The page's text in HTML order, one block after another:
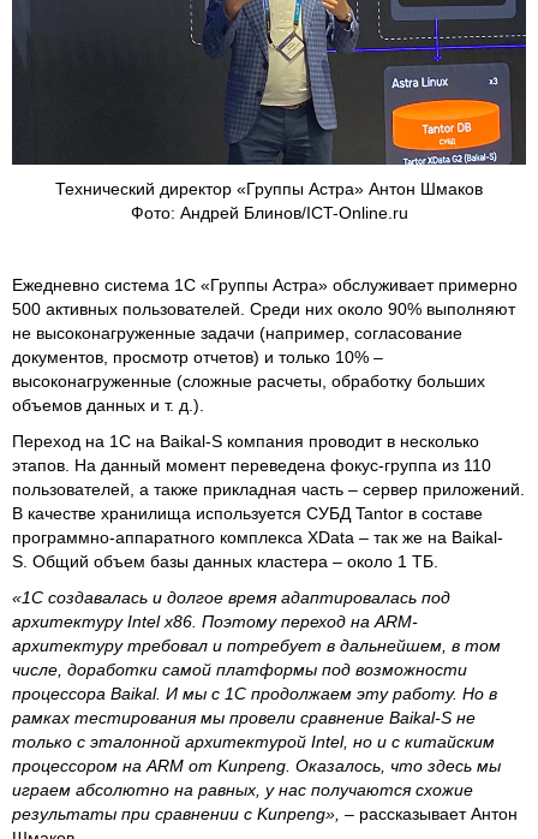
Технический директор «Группы Астра» Антон Шмаков
Фото: Андрей Блинов/ICT-Online.ru
Ежедневно система 1С «Группы Астра» обслуживает примерно
500 активных пользователей. Среди них около 90% выполняют
не высоконагруженные задачи (например, согласование
документов, просмотр отчетов) и только 10% –
высоконагруженные (сложные расчеты, обработку больших
объемов данных и т. д.).
Переход на 1С на Baikal-S компания проводит в несколько
этапов. На данный момент переведена фокус-группа из 110
пользователей, а также прикладная часть – сервер приложений.
В качестве хранилища используется СУБД Tantor в составе
программно-аппаратного комплекса XData – так же на Baikal-
S. Общий объем базы данных кластера – около 1 ТБ.
«1С создавалась и долгое время адаптировалась под
архитектуру Intel x86. Поэтому переход на ARM-
архитектуру требовал и потребует в дальнейшем, в том
числе, доработки самой платформы под возможности
процессора Baikal. И мы с 1С продолжаем эту работу. Но в
рамках тестирования мы провели сравнение Baikal-S не
только с эталонной архитектурой Intel, но и с китайским
процессором на ARM от Kunpeng. Оказалось, что здесь мы
играем абсолютно на равных, у нас получаются схожие
результаты при сравнении с Kunpeng», – рассказывает Антон